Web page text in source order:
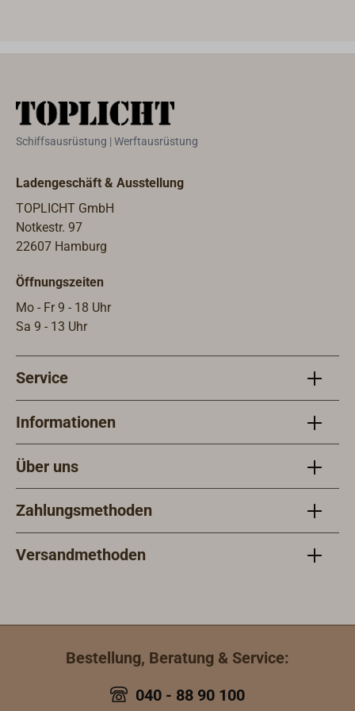
Schiffsausrüstung | Werftausrüstung
Ladengeschäft & Ausstellung
TOPLICHT GmbH
Notkestr. 97
22607 Hamburg
Öffnungszeiten
Mo - Fr 9 - 18 Uhr
Sa 9 - 13 Uhr
Service
Informationen
Über uns
Zahlungsmethoden
Versandmethoden
Bestellung, Beratung & Service:
040 - 88 90 100